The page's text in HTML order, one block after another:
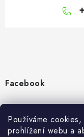
Používáme
prohlížení webu a
a
í
Facebook
Vše o nákupu